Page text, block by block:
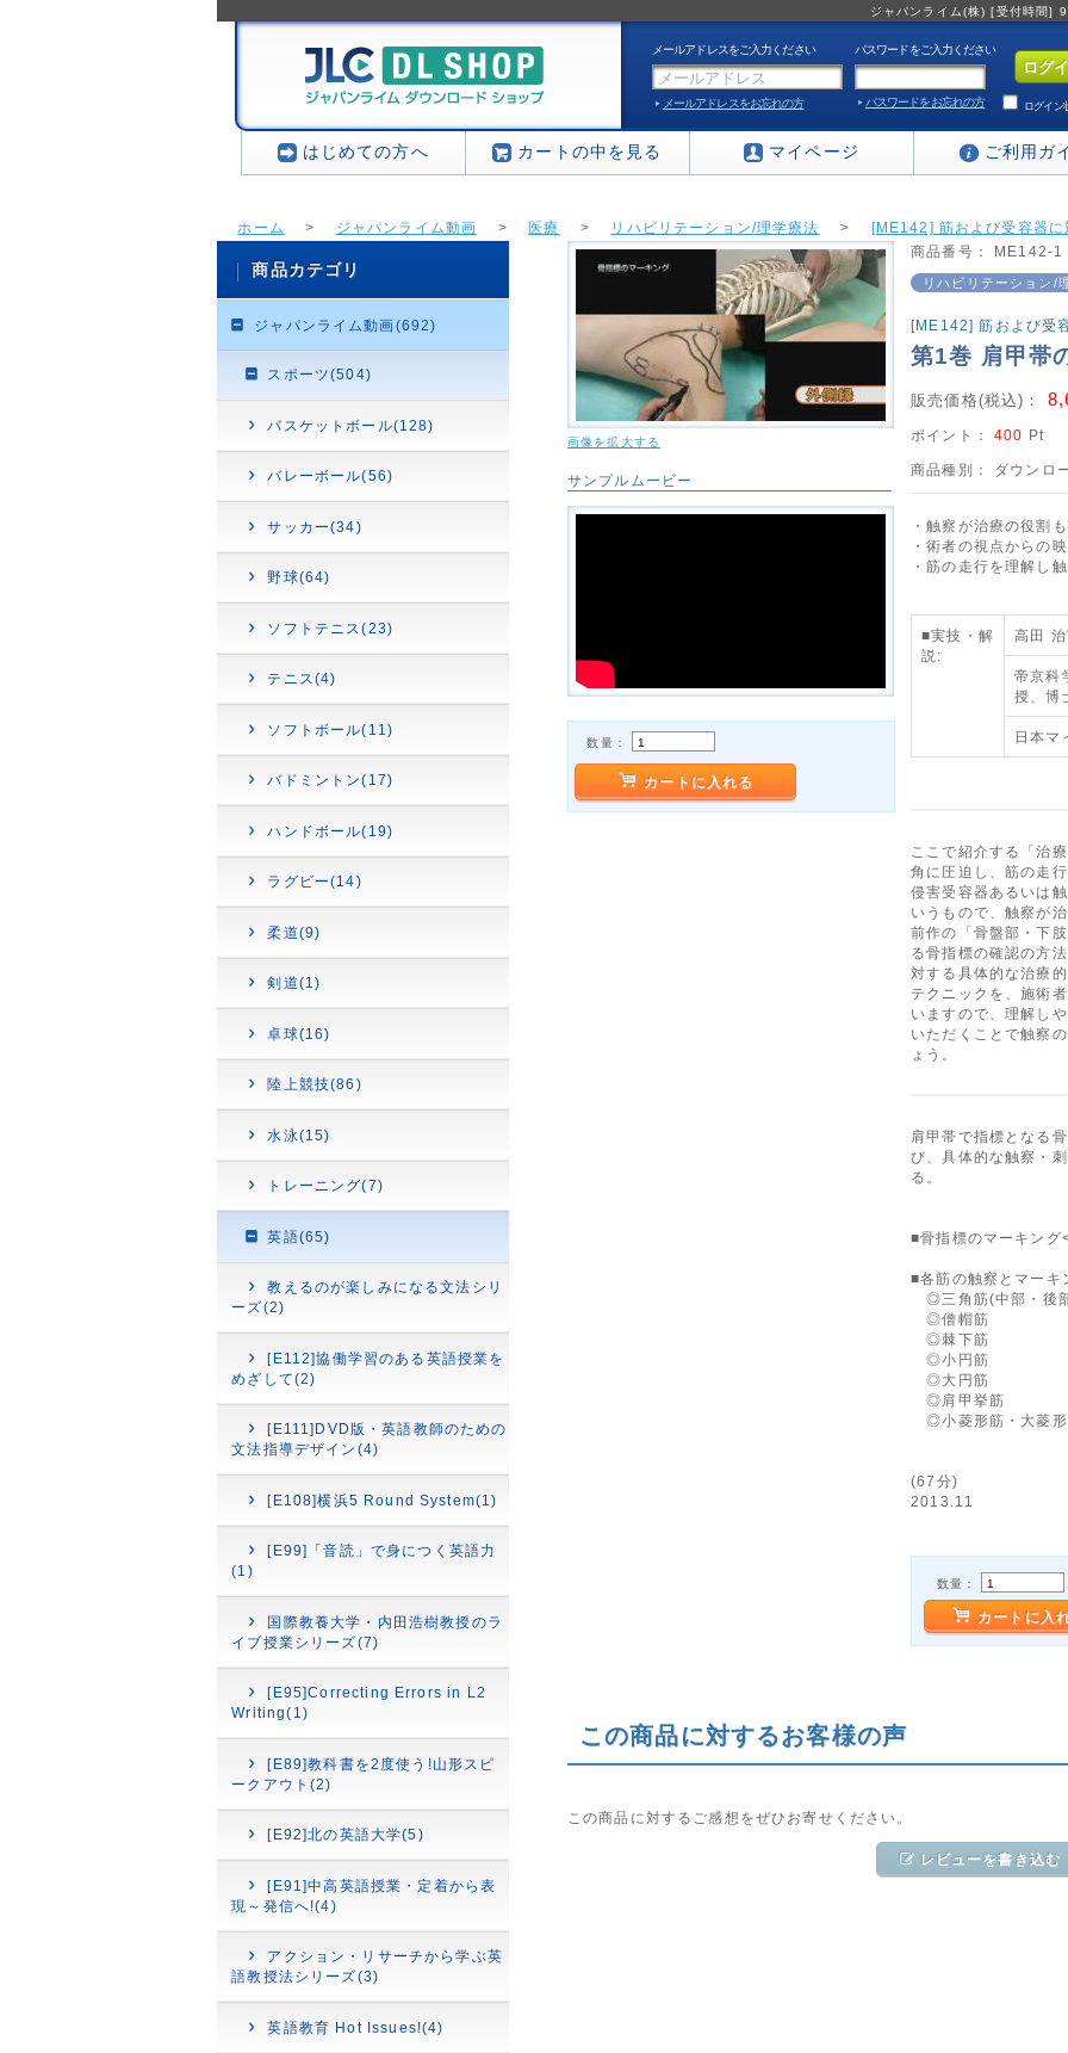
ジャパンライム(株) [受付時間]
メールアドレスをご入力ください パスワードをご入力ください
メールアドレスをお忘れの方 パスワードをお忘れの方 ログイン
はじめての方へ カートの中を見る マイページ ご利用ガ
ホーム > ジャパンライム動画 > 医療 > リハビリテーション/理学療法 > [ME142] 筋および受容器
商品カテゴリ
ジャパンライム動画(692)
スポーツ(504)
バスケットボール(128)
バレーボール(56)
サッカー(34)
野球(64)
ソフトテニス(23)
テニス(4)
ソフトボール(11)
バドミントン(17)
ハンドボール(19)
ラグビー(14)
柔道(9)
剣道(1)
卓球(16)
陸上競技(86)
水泳(15)
トレーニング(7)
英語(65)
教えるのが楽しみになる文法シリ
ーズ(2)
[E112]協働学習のある英語授業を
めざして(2)
[E111]DVD版・英語教師のための
文法指導デザイン(4)
[E108]横浜5 Round System(1)
[E99]「音読」で身につく英語力
(1)
国際教養大学・内田浩樹教授のラ
イブ授業シリーズ(7)
[E95]Correcting Errors in L2
Writing(1)
[E89]教科書を2度使う!山形スピ
ークアウト(2)
[E92]北の英語大学(5)
[E91]中高英語授業・定着から表
現～発信へ!(4)
アクション・リサーチから学ぶ英
語教授法シリーズ(3)
英語教育 Hot Issues!(4)
画像を拡大する
サンプルムービー
数量：
カートに入れる
商品番号： ME142-1
リハビリテーション/
[ME142] 筋および受
第1巻 肩甲帯
販売価格(税込)：
ポイント：400 Pt
商品種別： ダウンロ
・触察が治療の役割
・術者の視点からの
・筋の走行を理解し
■実技・解
説:
高田
帝京科
授、博
日本マ
ここで紹介する「治
角に圧迫し、筋の走
侵害受容器あるいは
いうもので、触察が
前作の「骨盤部・下
る骨指標の確認の方
対する具体的な治療
テクニックを、施術
いますので、理解し
いただくことで触察
ょう。
肩甲帯で指標となる
び、具体的な触察・
る。
■骨指標のマーキング
■各筋の触察とマーキ
◎三角筋(中部・後
◎僧帽筋
◎棘下筋
◎小円筋
◎大円筋
◎肩甲挙筋
◎小菱形筋・大菱
(67分)
2013.11
数量：
カートに入
この商品に対するお客様の声
この商品に対するご感想をぜひお寄せください。
レビューを書き込む